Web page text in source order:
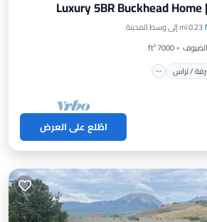
Luxury 5BR Buckhead
0.23 mi إلى وسط المدينة
7000 ft²
/ تراس
شرفة / تراس
مطبخ
اطّلع على العرض